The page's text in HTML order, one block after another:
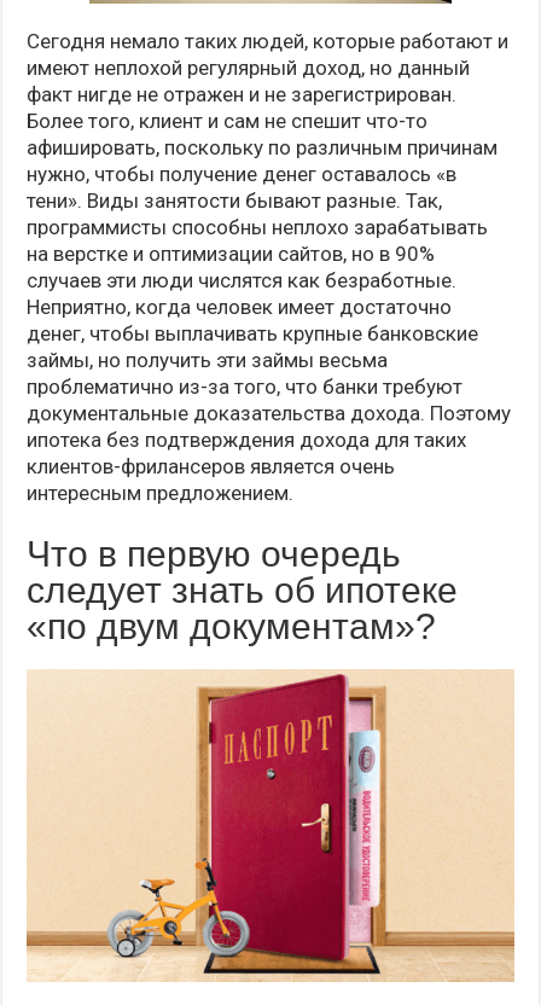
Сегодня немало таких людей, которые работают и
имеют неплохой регулярный доход, но данный
факт нигде не отражен и не зарегистрирован.
Более того, клиент и сам не спешит что-то
афишировать, поскольку по различным причинам
нужно, чтобы получение денег оставалось «в
тени». Виды занятости бывают разные. Так,
программисты способны неплохо зарабатывать
на верстке и оптимизации сайтов, но в 90%
случаев эти люди числятся как безработные.
Неприятно, когда человек имеет достаточно
денег, чтобы выплачивать крупные банковские
займы, но получить эти займы весьма
проблематично из-за того, что банки требуют
документальные доказательства дохода. Поэтому
ипотека без подтверждения дохода для таких
клиентов-фрилансеров является очень
интересным предложением.
Что в первую очередь
следует знать об ипотеке
«по двум документам»?